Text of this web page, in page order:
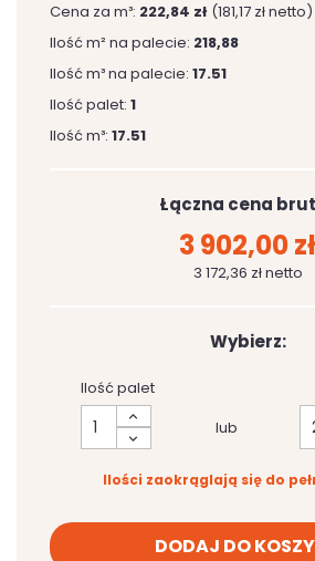
Cena za m³: 222,84 zł (181,17 zł netto)
Ilość m² na palecie: 218,88
Ilość m³ na palecie: 17.51
Ilość palet: 1
Ilość m³: 17.51
Łączna cena
3 902,00 zł
3 172,36 zł netto
Wybierz:
Ilość palet
lub
Ilości zaokrąglają się do
DODAJ DO